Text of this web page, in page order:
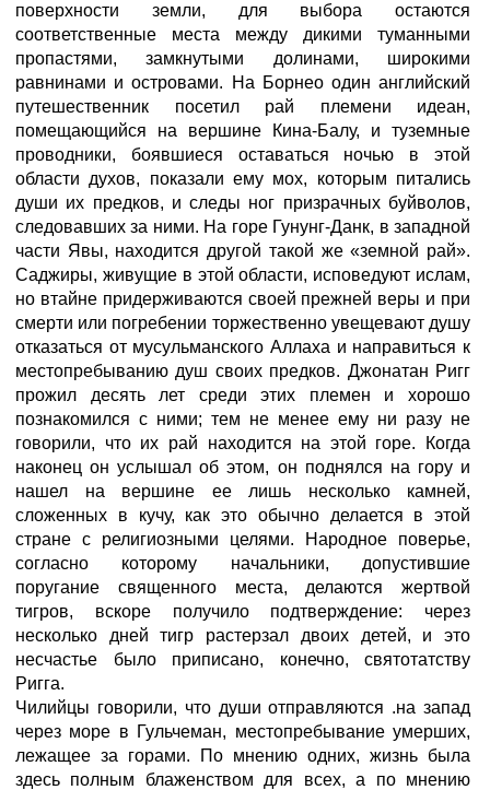
поверхности земли, для выбора остаются
соответственные места между дикими туманными
пропастями, замкнутыми долинами, широкими
равнинами и островами. На Борнео один английский
путешественник посетил рай племени идеан,
помещающийся на вершине Кина-Балу, и туземные
проводники, боявшиеся оставаться ночью в этой
области духов, показали ему мох, которым питались
души их предков, и следы ног призрачных буйволов,
следовавших за ними. На горе Гунунг-Данк, в западной
части Явы, находится другой такой же «земной рай».
Саджиры, живущие в этой области, исповедуют ислам,
но втайне придерживаются своей прежней веры и при
смерти или погребении торжественно увещевают душу
отказаться от мусульманского Аллаха и направиться к
местопребыванию душ своих предков. Джонатан Ригг
прожил десять лет среди этих племен и хорошо
познакомился с ними; тем не менее ему ни разу не
говорили, что их рай находится на этой горе. Когда
наконец он услышал об этом, он поднялся на гору и
нашел на вершине ее лишь несколько камней,
сложенных в кучу, как это обычно делается в этой
стране с религиозными целями. Народное поверье,
согласно которому начальники, допустившие
поругание священного места, делаются жертвой
тигров, вскоре получило подтверждение: через
несколько дней тигр растерзал двоих детей, и это
несчастье было приписано, конечно, святотатству
Ригга.
Чилийцы говорили, что души отправляются .на запад
через море в Гульчеман, местопребывание умерших,
лежащее за горами. По мнению одних, жизнь была
здесь полным блаженством для всех, а по мнению